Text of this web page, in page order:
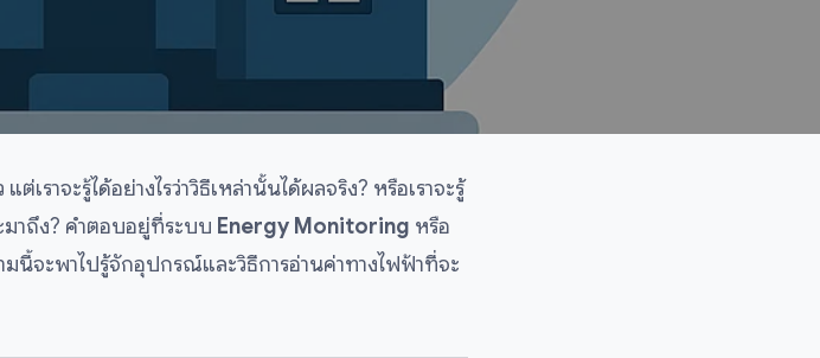
ราจะรู้ได้อย่างไรว่าวิธีเหล่านั้นได้ผลจริง? หรือเราจะรู้
าถึง? คำตอบอยู่ที่ระบบ Energy Monitoring หรือ
นี้จะพาไปรู้จักอุปกรณ์และวิธีการอ่านค่าทางไฟฟ้าที่จะ